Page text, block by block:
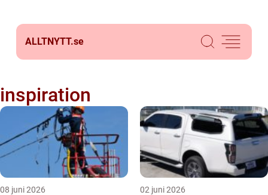
ALLTNYTT.se
inspiration
08 juni 2026 02 juni 2026